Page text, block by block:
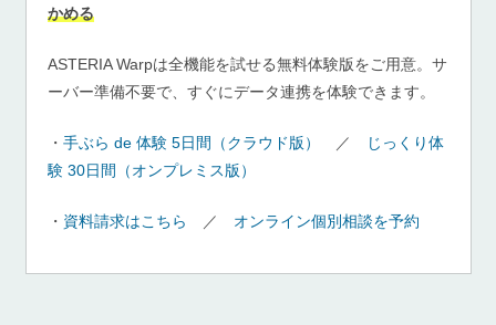
かめる
ASTERIA Warpは全機能を試せる無料体験版をご用意。サ
ーバー準備不要で、すぐにデータ連携を体験できます。
・ 手ぶら de 体験 5日間（クラウド版） ／
じっくり体
験 30日間（オンプレミス版）
・ 資料請求はこちら ／ オンライン個別相談を予約